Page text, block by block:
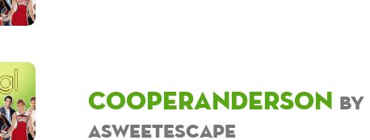
cooperanderson by
asweetescape